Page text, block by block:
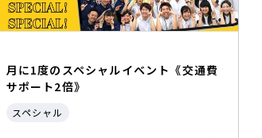
月に1度のスペシャルイベント《交通費
サポート2倍》
スペシャル